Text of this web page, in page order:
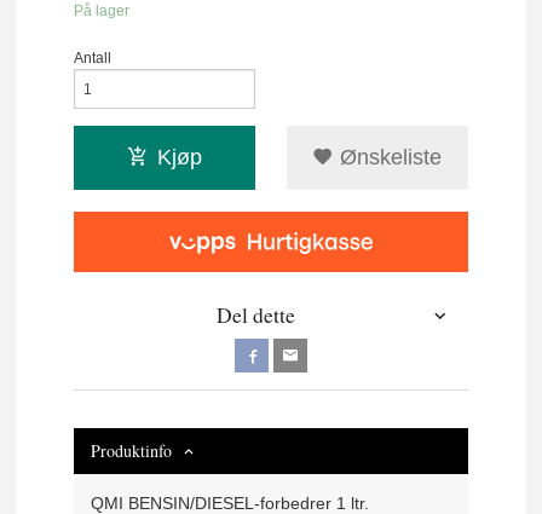
På lager
Antall
Kjøp Ønskeliste
Del dette
Produktinfo
QMI BENSIN/DIESEL-forbedrer 1 ltr.